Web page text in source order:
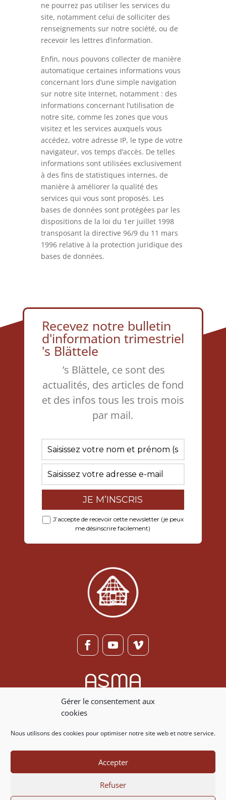
Gérer le consentement aux
cookies
Nous utilisons des cookies pour optimiser notre site web et notre service.
Accepter
Refuser
ne pourrez pas utiliser les services du
site, notamment celui de solliciter des
renseignements sur notre société, ou de
recevoir les lettres d’information.
Enfin, nous pouvons collecter de manière
automatique certaines informations vous
concernant lors d’une simple navigation
sur notre site Internet, notamment : des
informations concernant l’utilisation de
notre site, comme les zones que vous
visitez et les services auxquels vous
accédez, votre adresse IP, le type de votre
navigateur, vos temps d’accès. De telles
informations sont utilisées exclusivement
à des fins de statistiques internes, de
manière à améliorer la qualité des
services qui vous sont proposés. Les
bases de données sont protégées par les
dispositions de la loi du 1er juillet 1998
transposant la directive 96/9 du 11 mars
1996 relative à la protection juridique des
bases de données.
Recevez notre bulletin
d'information trimestriel
's Blättele
’s Blättele, ce sont des
actualités, des articles de fond
et des infos tous les trois mois
par mail.
J’accepte de recevoir cette newsletter (je peux
me désinscrire facilement)
ASMA
Association pour la Sauvegarde de
la Maison Alsacienne
Adhérer ou faire un don
Nous contacter
07 86 20 53 88